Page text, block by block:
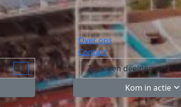
Over ons
Contact
Kom in actie